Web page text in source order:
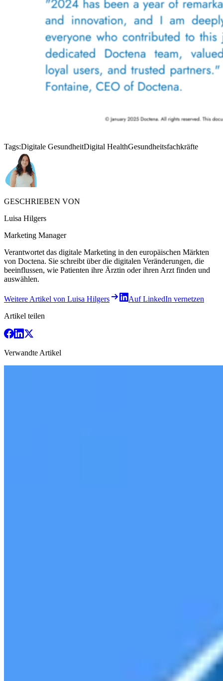
Tags:Digitale GesundheitDigital HealthGesundheitsfachkräfte
GESCHRIEBEN VON
Luisa Hilgers
Marketing Manager
Verantwortet das digitale Marketing in den europäischen Märkten
von Doctena. Sie schreibt über die digitalen Veränderungen, die
beeinflussen, wie Patienten ihre Ärztin oder ihren Arzt finden und
auswählen.
Weitere Artikel von Luisa Hilgers
Auf LinkedIn vernetzen
Artikel teilen
Verwandte Artikel